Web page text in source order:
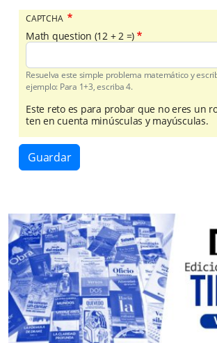
CAPTCHA
Math question (12 + 2 =)
Resuelva este simple problema matemático y
ejemplo: Para 1+3, escriba 4.
Este reto es para probar que no eres un
ten en cuenta minúsculas y mayúsculas.
Guardar